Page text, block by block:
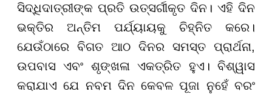
ସିଦ୍ଧିଦାତ୍ରୀଙ୍କ ପ୍ରତି ଉତ୍ସର୍ଗୀକୃତ ଦିନ। ଏହି ଦିନ
ଭକ୍ତିର ଅନ୍ତିମ ପର୍ଯ୍ୟାୟକୁ ଚିହ୍ନିତ କରେ।
ଯେଉଁଠାରେ ବିଗତ ଆଠ ଦିନର ସମସ୍ତ ପ୍ରାର୍ଥନା,
ଉପବାସ ଏବଂ ଶୃଙ୍ଖଳା ଏକତ୍ରିତ ହୁଏ। ବିଶ୍ୱାସ
କରାଯାଏ ଯେ ନବମ ଦିନ କେବଳ ପୂଜା ନୁହେଁ ବରଂ